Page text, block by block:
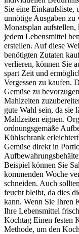
Sie eine Einkaufsliste,
unnötige Ausgaben zu
Monatsplan
jedem Lebensmittel
erstellen. Auf diese
benötigten Zutaten
verlieren, können Sie
spart Zeit und
Vergessen zu kaufen.
Gemüse zu
Mahlzeiten
gute Wahl sein, da sie
Mahlzeiten eignen.
ordnungsgemäße
Kühlschrank
Gemüse direkt in
Beispiel können Sie
kommenden Woche
schneiden. Auch
feucht bleibt, da dies
kann. Wenn Sie Ihren
Ihre Lebensmittel
Kochtag Einen festen
Methode, um den